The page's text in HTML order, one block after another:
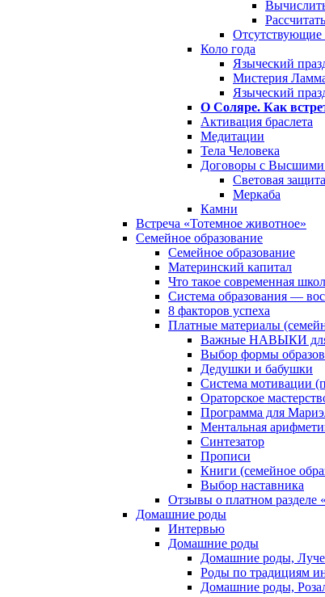
Отсутствующие
Коло года
Языческий
Мистерия
Языческий
О Соляре. Как
Активация браслета
Медитации
Тела Человека
Договоры с Высшими
Световая защита
Меркаба
Камни
Встреча «Тотемное животное»
Семейное образование
Семейное образование
Материнский капитал
Что такое современная
Система образования —
8 факторов успеха
Платные материалы
Важные НАВЫКИ для
Выбор формы
Дедушки и бабушки
Система мотивации
Ораторское
Программа для
Ментальная
Синтезатор
Прописи
Книги (семейное
Выбор наставника
Отзывы о платном разделе
Домашние роды
Интервью
Домашние роды
Домашние роды,
Роды по традициям
Домашние роды,